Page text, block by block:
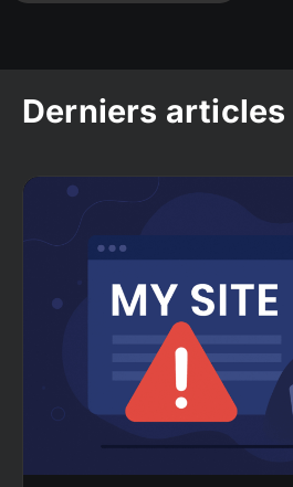
Derniers articles